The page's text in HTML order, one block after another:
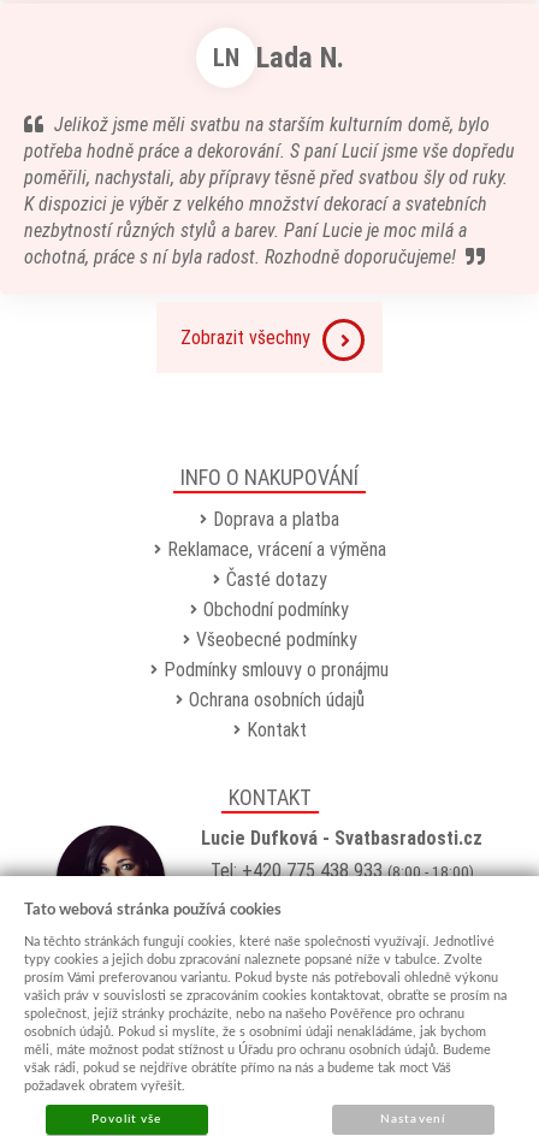
LN Lada N.
Jelikož jsme měli svatbu na starším kulturním domě, bylo
potřeba hodně práce a dekorování. S paní Lucií jsme vše dopředu
poměřili, nachystali, aby přípravy těsně před svatbou šly od ruky.
K dispozici je výběr z velkého množství dekorací a svatebních
nezbytností různých stylů a barev. Paní Lucie je moc milá a
ochotná, práce s ní byla radost. Rozhodně doporučujeme!
Zobrazit všechny
INFO O NAKUPOVÁNÍ
Doprava a platba
Reklamace, vrácení a výměna
Časté dotazy
Obchodní podmínky
Všeobecné podmínky
Podmínky smlouvy o pronájmu
Ochrana osobních údajů
Kontakt
KONTAKT
Lucie Dufková - Svatbasradosti.cz
Tel: +420 775 438 933(8:00 - 18:00)
Email:
Showroom
Jungmannova 627, Kyjov 69701
Po-Pá: po domluvě (více info)
Tato webová stránka používá cookies
Na těchto stránkách fungují cookies, které naše společnosti využívají. Jednotlivé
typy cookies a jejich dobu zpracování naleznete popsané níže v tabulce. Zvolte
prosím Vámi preferovanou variantu. Pokud byste nás potřebovali ohledně výkonu
vašich práv v souvislosti se zpracováním cookies kontaktovat, obraťte se prosím na
společnost, jejíž stránky procházíte, nebo na našeho Pověřence pro ochranu
osobních údajů. Pokud si myslíte, že s osobními údaji nenakládáme, jak bychom
měli, máte možnost podat stížnost u Úřadu pro ochranu osobních údajů. Budeme
však rádi, pokud se nejdříve obrátíte přímo na nás a budeme tak moct Váš
požadavek obratem vyřešit.
Povolit vše Nastavení